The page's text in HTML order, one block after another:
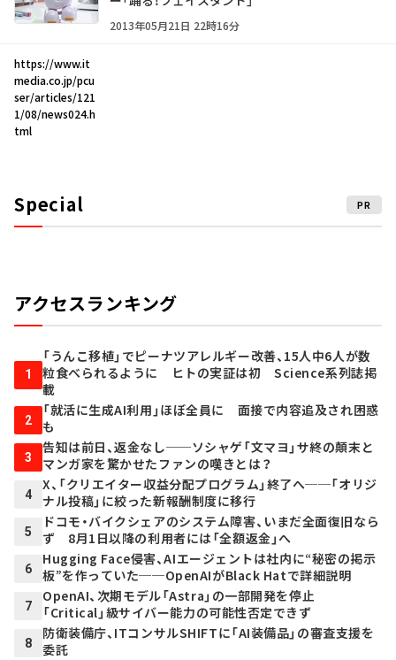
2013年05月21日 22時16分
https://www.it
media.co.jp/pcu
ser/articles/121
1/08/news024.h
tml
Special PR
アクセスランキング
1
「うんこ移植」でピーナツアレルギー改善、15人中6人が数
粒食べられるように ヒトの実証は初 Science系列誌掲
載
2
「就活に生成AI利用」ほぼ全員に 面接で内容追及され困惑
も
3
告知は前日、返金なし──ソシャゲ「文マヨ」サ終の顛末と
マンガ家を驚かせたファンの嘆きとは？
4
X、「クリエイター収益分配プログラム」終了へ──「オリジ
ナル投稿」に絞った新報酬制度に移行
5
ドコモ・バイクシェアのシステム障害、いまだ全面復旧なら
ず 8月1日以降の利用者には「全額返金」へ
6
Hugging Face侵害、AIエージェントは社内に“秘密の掲示
板”を作っていた──OpenAIがBlack Hatで詳細説明
7
OpenAI、次期モデル「Astra」の一部開発を停止
「Critical」級サイバー能力の可能性否定できず
8
防衛装備庁、ITコンサルSHIFTに「AI装備品」の審査支援を
委託